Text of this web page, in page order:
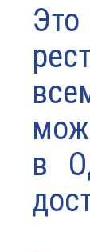
в